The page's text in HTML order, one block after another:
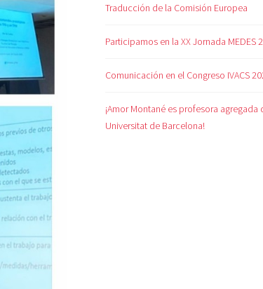
Traducción de la Comisión Europea
Participamos en la XX Jornada MEDES
Comunicación en el Congreso IVACS
¡Amor Montané es profesora agregada
Universitat de Barcelona!